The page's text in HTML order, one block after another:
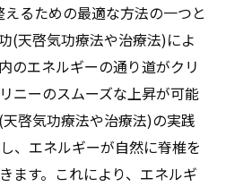
るための最適な方法の一つと
(天啓気功療法や治療法)によ
のエネルギーの通り道がクリ
ニーのスムーズな上昇が可能
啓気功療法や治療法)の実践
、エネルギーが自然に脊椎を
ます。これにより、エネルギ